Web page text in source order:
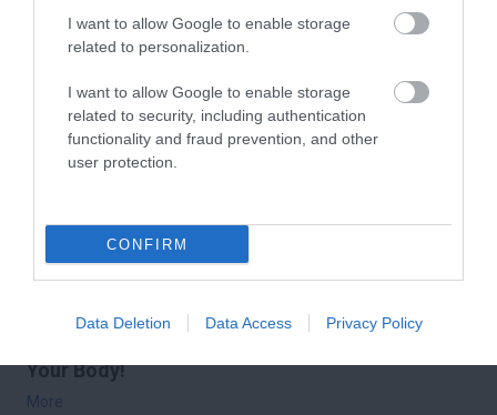
I want to allow Google to enable storage
related to personalization.
I want to allow Google to enable storage
related to security, including authentication
functionality and fraud prevention, and other
user protection.
CONFIRM
Data Deletion Data Access Privacy Policy
10 h 22 min
Your Body!
More